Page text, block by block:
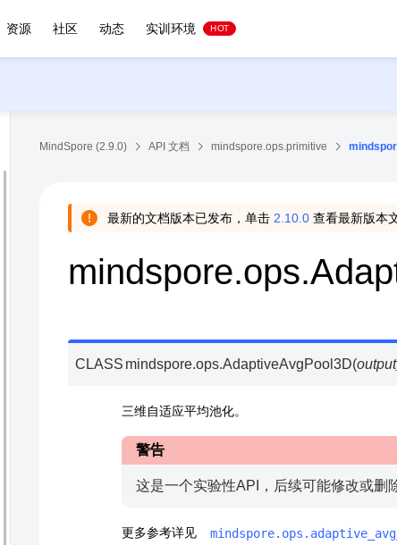
资源 社区 动态 实训环境 HOT
MindSpore (2.9.0) API 文档 mindspore.ops.primitive
最新的文档版本已发布，单击 2.10.0 查看最新版本
CLASS mindspore.ops.AdaptiveAvgPool3D(
三维自适应平均池化。
警告
这是一个实验性API，后续可能修改或删
更多参考详见